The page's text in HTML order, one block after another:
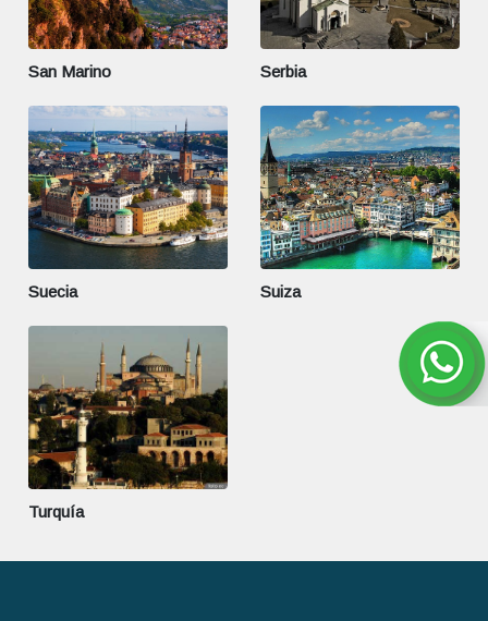
San Marino Serbia
Suecia Suiza
Turquía